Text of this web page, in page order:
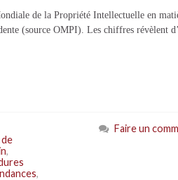
de la Propriété Intellectuelle en
(source OMPI). Les chiffres révèlent
,
,
Faire un